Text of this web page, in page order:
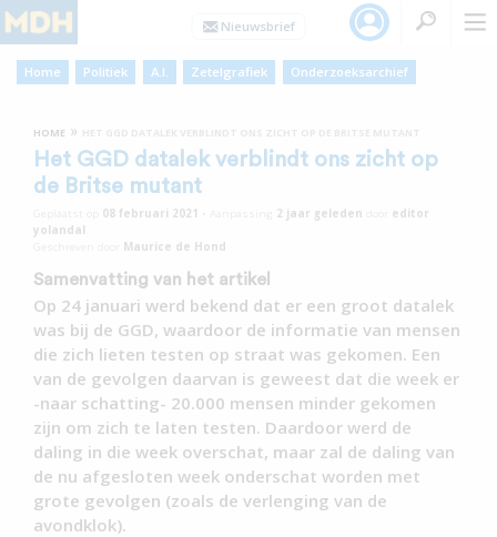
Home Politiek A.I. Zetelgrafiek Onderzoeksarchief
HOME »
Het GGD datalek verblindt ons zicht op
de Britse mutant
08 februari 2021 2 jaar geleden
editor
yolandal
Maurice de Hond
Samenvatting van het artikel
Op 24 januari werd bekend dat er een groot datalek
was bij de GGD, waardoor de informatie van mensen
die zich lieten testen op straat was gekomen. Een
van de gevolgen daarvan is geweest dat die week er
-naar schatting- 20.000 mensen minder gekomen
zijn om zich te laten testen. Daardoor werd de
daling in die week overschat, maar zal de daling van
de nu afgesloten week onderschat worden met
grote gevolgen (zoals de verlenging van de
avondklok).